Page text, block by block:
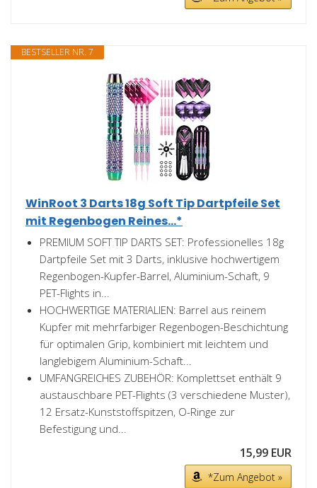
BESTSELLER NR. 7
WinRoot 3 Darts 18g Soft Tip Dartpfeile Set
mit Regenbogen Reines...*
PREMIUM SOFT TIP DARTS SET: Professionelles 18g
Dartpfeile Set mit 3 Darts, inklusive hochwertigem
Regenbogen-Kupfer-Barrel, Aluminium-Schaft, 9
PET-Flights in...
HOCHWERTIGE MATERIALIEN: Barrel aus reinem
Kupfer mit mehrfarbiger Regenbogen-Beschichtung
für optimalen Grip, kombiniert mit leichtem und
langlebigem Aluminium-Schaft...
UMFANGREICHES ZUBEHÖR: Komplettset enthält 9
austauschbare PET-Flights (3 verschiedene Muster),
12 Ersatz-Kunststoffspitzen, O-Ringe zur
Befestigung und...
15,99 EUR
*Zum Angebot »